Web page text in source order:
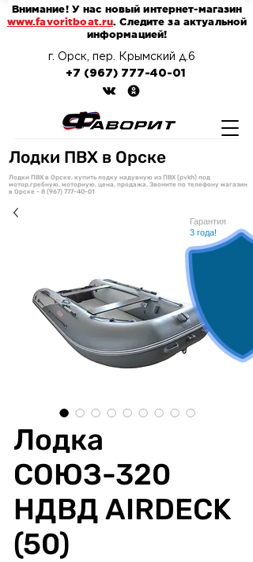
г. Орск, пер. Крымский д.6
+7 (967) 777-40-01
Внимание! У нас новый интернет-магазин
www.favoritboat.ru. Следите за актуальной
информацией!
Лодки ПВХ в Орске
Лодки ПВХ в Орске, купить лодку надувную из ПВХ (pvkh) под
мотор,гребную, моторную, цена, продажа. Звоните по телефону магазин
в Орске - 8 (967) 777-40-01
Лодка
СОЮЗ-320
НДВД AIRDECK
(50)
Гарантия
3 года!